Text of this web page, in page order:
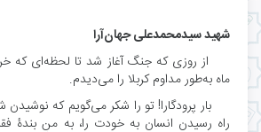
شهید سیدمحمدعلی جهان‌آرا
از روزی که جنگ آغاز شد تا لحظه‌ای که
ماه به‌طور مداوم کربلا را می‌دیدم.
بار پرودگارا! تو را شکر می‌گویم که
راه رسیدن انسان به خودت را، به منِ بندۀ